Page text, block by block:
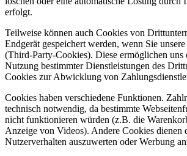
erfolgt.
Teilweise können auch Cookies von
Endgerät gespeichert werden, wenn Sie unsere
(Third-Party-Cookies). Diese ermöglichen uns
Nutzung bestimmter Dienstleistungen des
Cookies zur Abwicklung von
Cookies haben verschiedene Funktionen.
technisch notwendig, da bestimmte
nicht funktionieren würden (z.B. die
Anzeige von Videos). Andere Cookies dienen
Nutzerverhalten auszuwerten oder Werbung